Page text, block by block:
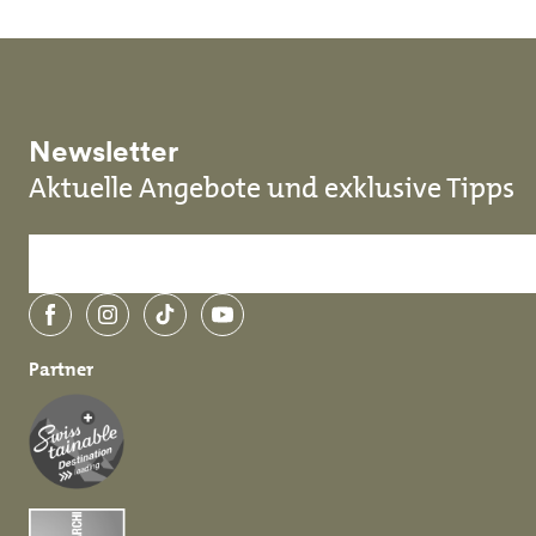
Newsletter
Aktuelle Angebote und exklusive Tipps
FacebookInstagramTikTokYouTube
Partner